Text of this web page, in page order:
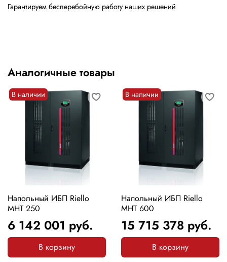
Гарантируем бесперебойную работу наших решений
Аналогичные товары
В наличии
Напольный ИБП Riello
MHT 250
6 142 001 руб.
В корзину
В наличии
Напольный ИБП Riello
MHT 600
15 715 378 руб.
В корзину